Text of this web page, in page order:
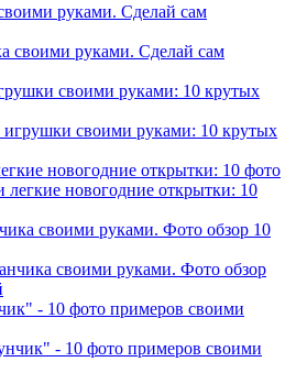
руками. Сделай сам
своими руками: 10 крутых
новогодние открытки: 10 фото
своими руками. Фото обзор 10
- 10 фото примеров своими